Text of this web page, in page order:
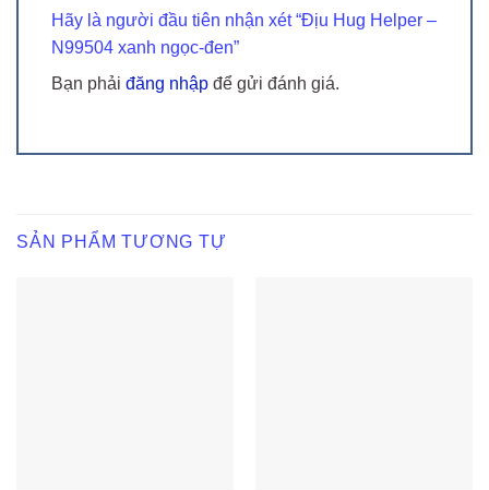
Hãy là người đầu tiên nhận xét “Địu Hug Helper –
N99504 xanh ngọc-đen”
Bạn phải đăng nhập để gửi đánh giá.
SẢN PHẨM TƯƠNG TỰ